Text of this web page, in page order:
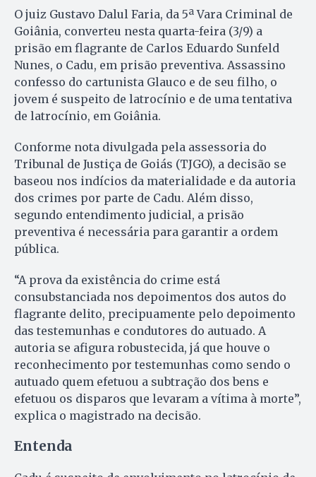
O juiz Gustavo Dalul Faria, da 5ª Vara Criminal de
Goiânia, converteu nesta quarta-feira (3/9) a
prisão em flagrante de Carlos Eduardo Sunfeld
Nunes, o Cadu, em prisão preventiva. Assassino
confesso do cartunista Glauco e de seu filho, o
jovem é suspeito de latrocínio e de uma tentativa
de latrocínio, em Goiânia.
Conforme nota divulgada pela assessoria do
Tribunal de Justiça de Goiás (TJGO), a decisão se
baseou nos indícios da materialidade e da autoria
dos crimes por parte de Cadu. Além disso,
segundo entendimento judicial, a prisão
preventiva é necessária para garantir a ordem
pública.
“A prova da existência do crime está
consubstanciada nos depoimentos dos autos do
flagrante delito, precipuamente pelo depoimento
das testemunhas e condutores do autuado. A
autoria se afigura robustecida, já que houve o
reconhecimento por testemunhas como sendo o
autuado quem efetuou a subtração dos bens e
efetuou os disparos que levaram a vítima à morte”,
explica o magistrado na decisão.
Entenda